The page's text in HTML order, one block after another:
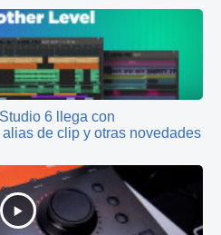
6 llega con
de clip y otras novedades